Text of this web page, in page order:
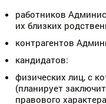
работников
их близких
контрагентов
кандидатов:
физических лиц, с
(планирует
правового